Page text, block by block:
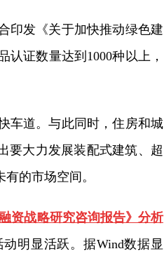
印发《关于加快推动绿色建
证数量达到1000种以上，
车道。与此同时，住房和城
要大力发展装配式建筑、超
的市场空间。
资战略研究咨询报告》分析
明显活跃。据Wind数据显